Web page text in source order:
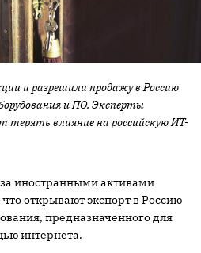
и разрешили продажу в Россию
и ПО. Эксперты
влияние на российскую ИТ-
иностранными активами
открывают экспорт в Россию
предназначенного для
интернета.